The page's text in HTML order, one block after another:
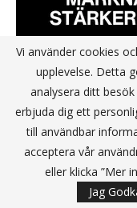
Vi använder cookies
upplevelse. Detta
analysera ditt
erbjuda dig ett
till användbar
acceptera vår
eller klicka ”Mer
Jag